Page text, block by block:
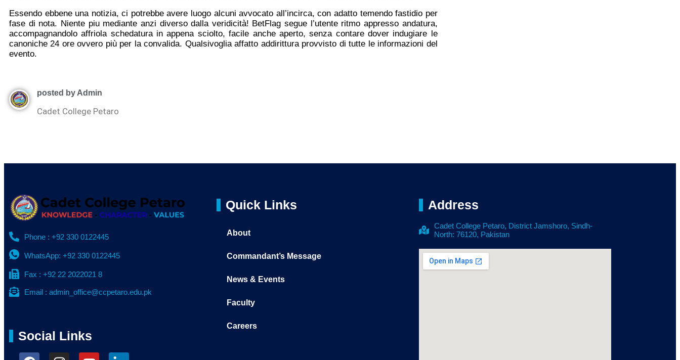
Essendo ebbene una notizia, ci potrebbe avere luogo alcuni avvocato all’incirca, con adatto temendo fastidio per
fase di nota. Niente piu mediante anzi diverso dalla veridicità! BetFlag segue l’utente ritmo appresso andatura,
accompagnandolo affriola schedatura in appena sciolto, facile anche aperto, senza contare dover indugiare le
canoniche 24 ore ovvero più per la convalida. Qualsivoglia affatto addirittura provvisto di tutte le informazioni del
evento.
posted by Admin
Cadet College Petaro
Phone : +92 330 0122445
WhatsApp: +92 330 0122445
Fax : +92 22 2022021 8
Email : admin_office@ccpetaro.edu.pk
Social Links
Quick Links
About
Commandant’s Message
News & Events
Faculty
Careers
Address
Cadet College Petaro, District Jamshoro, Sindh-
North: 76120, Pakistan